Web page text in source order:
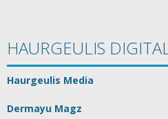
HAURGEULIS
Haurgeulis Media
Dermayu Magz